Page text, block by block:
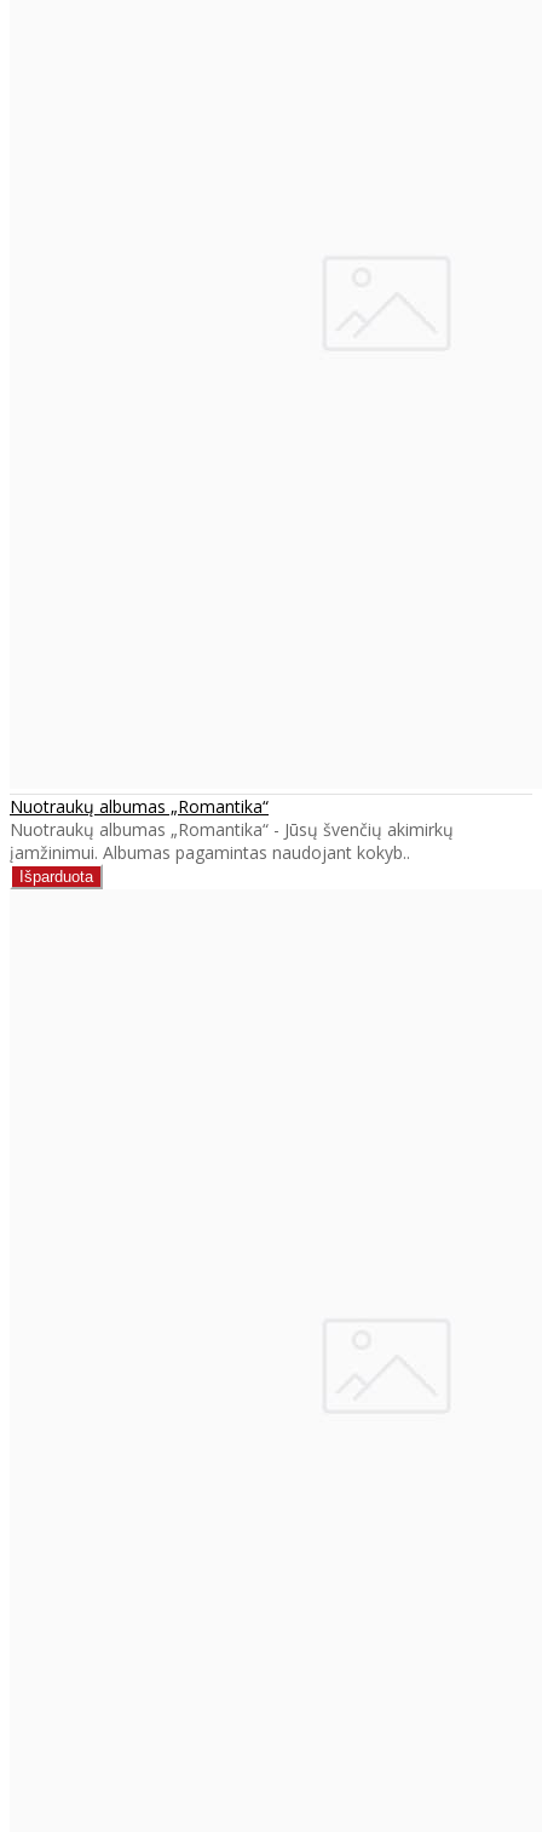
Nuotraukų albumas „Romantika“
Nuotraukų albumas „Romantika“ - Jūsų švenčių akimirkų
įamžinimui. Albumas pagamintas naudojant kokyb..